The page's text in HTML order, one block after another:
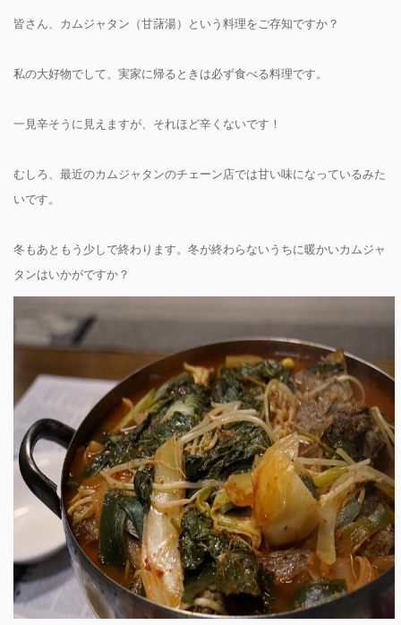
皆さん、カムジャタン（甘藷湯）という料理をご存知ですか？
私の大好物でして、実家に帰るときは必ず食べる料理です。
一見辛そうに見えますが、それほど辛くないです！
むしろ、最近のカムジャタンのチェーン店では甘い味になっているみた
いです。
冬もあともう少しで終わります。冬が終わらないうちに暖かいカムジャ
タンはいかがですか？